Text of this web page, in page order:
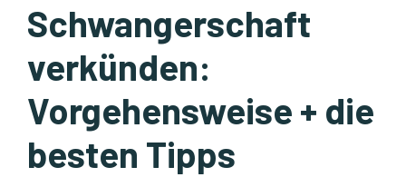
Schwangerschaft
verkünden:
Vorgehensweise + die
besten Tipps